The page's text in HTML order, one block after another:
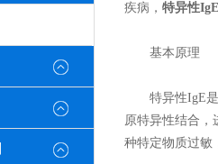
疾病， 特异性
基本原理
特异性IgE是
原特异性结合，
种特定物质过敏